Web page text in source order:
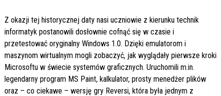
Z okazji tej historycznej daty nasi uczniowie z kierunku technik
informatyk postanowili dosłownie cofnąć się w czasie i
przetestować oryginalny Windows 1.0. Dzięki emulatorom i
maszynom wirtualnym mogli zobaczyć, jak wyglądały pierwsze kroki
Microsoftu w świecie systemów graficznych. Uruchomili m.in.
legendarny program MS Paint, kalkulator, prosty menedżer plików
oraz – co ciekawe – wersję gry Reversi, która była jednym z